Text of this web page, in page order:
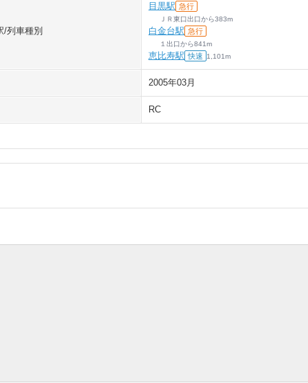
/列車種別
目黒駅 急行
ＪＲ東口出口から383m
白金台駅 急行
１出口から841m
恵比寿駅 快速 1,101m
2005年03月
RC